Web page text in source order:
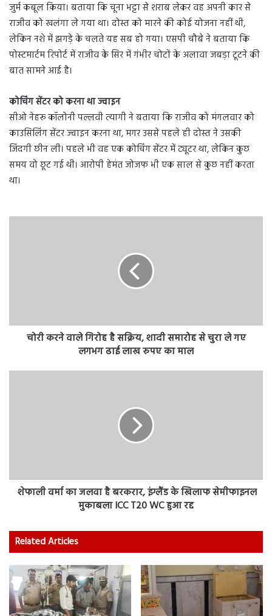
जुर्म कबूल किया। बताया कि चूना भट्टा से शराब लेकर वह अपनी कार से
राजीव को खलंगा ले गया था। दोस्त को मारने की कोई योजना नहीं थी,
लेकिन नशे में झगड़े के चलते यह सब हो गया। एसपी चौबे ने बताया कि
पोस्टमार्टम रिपोर्ट में राजीव के सिर में गंभीर चोटों के अलावा जबड़ा टूटने की
बात सामने आई है।
कोचिंग सेंटर को करना था ज्वाइन
सीओ नेहरू कॉलोनी पल्लवी त्यागी ने बताया कि राजीव को मंगलवार को
काउसिलिंग सेंटर ज्वाइन करना था, मगर उससे पहले ही दोस्त ने उसकी
जिंदगी छीन ली। पहले भी वह एक कोचिंग सेंटर में ट्यूटर था, लेकिन कुछ
समय वो छूट गई थी। आरोपी हेमंत जोजफ भी एक साल से कुछ नहीं करता
था।
चोरी करने वाले गिरोह है सक्रिय, शादी समारोह से चुरा ले गए
लगभग ढाई लाख रुपए का माल
शेफाली वर्मा का जलवा है बरकरार, इंग्लैंड के खिलाफ सेमीफाइनल
मुकाबला ICC T20 WC हुआ रद्द
Related Articles